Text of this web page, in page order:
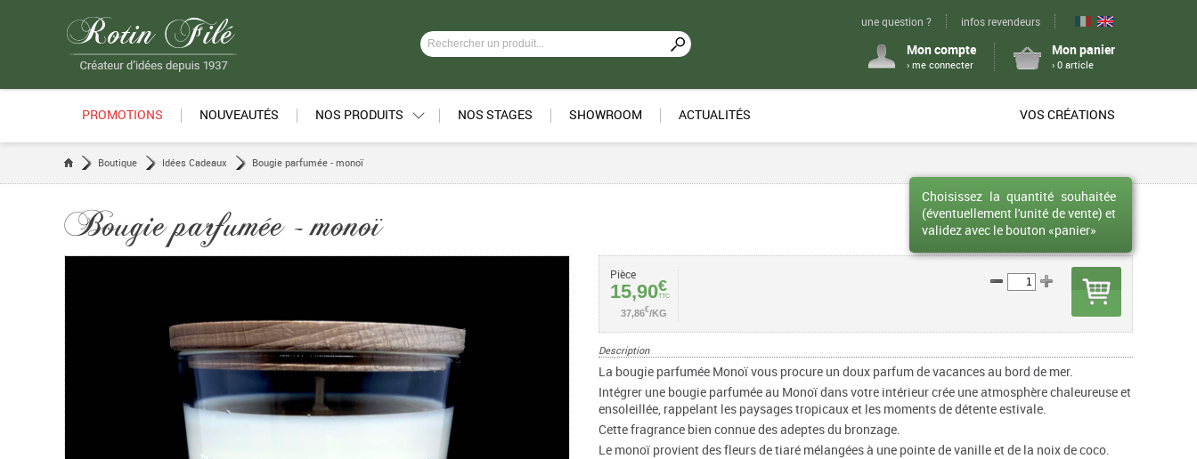
Mon compte
› me connecter
Mon panier
› 0 article
une question ? infos revendeurs
PROMOTIONS NOUVEAUTÉS NOS PRODUITS NOS STAGES SHOWROOM ACTUALITÉS VOS CRÉATIONS
Boutique Idées Cadeaux Bougie parfumée - monoï
Bougie parfumée - monoï
Pièce
15,90€
TTC
37,86€/KG
Description
La bougie parfumée Monoï vous procure un doux parfum de vacances au bord de mer.
Intégrer une bougie parfumée au Monoï dans votre intérieur crée une atmosphère chaleureuse et
ensoleillée, rappelant les paysages tropicaux et les moments de détente estivale.
Cette fragrance bien connue des adeptes du bronzage.
Le monoï provient des fleurs de tiaré mélangées à une pointe de vanille et de la noix de coco.
Choisissez la quantité souhaitée
(éventuellement l'unité de vente) et
validez avec le bouton «panier»